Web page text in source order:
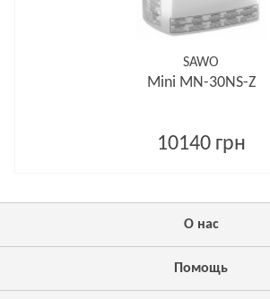
SAWO
Mini MN-30NS-Z
10140 грн
О нас
Помощь